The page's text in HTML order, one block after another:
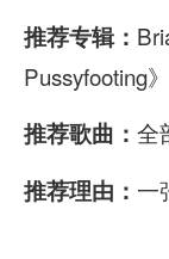
P
l
a
y
e
推荐专辑：
Pussyfooting
推荐歌曲： 全
推荐理由： 一